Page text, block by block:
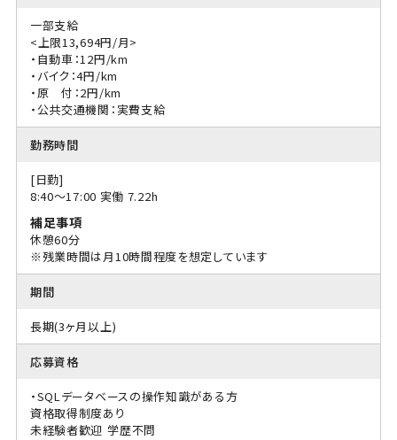
一部支給
<上限13,694円/月>
・自動車：12円/km
・バイク：4円/km
・原 付：2円/km
・公共交通機関：実費支給
勤務時間
[日勤]
8:40〜17:00 実働 7.22h
補足事項
休憩60分
※残業時間は月10時間程度を想定しています
期間
長期(3ヶ月以上)
応募資格
・SQLデータベースの操作知識がある方
資格取得制度あり
未経験者歓迎 学歴不問